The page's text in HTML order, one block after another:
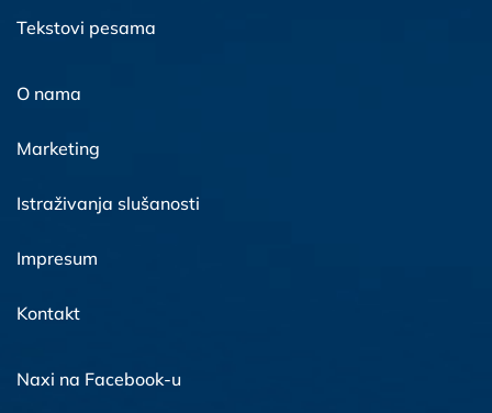
Tekstovi pesama
O nama
Marketing
Istraživanja slušanosti
Impresum
Kontakt
Naxi na Facebook-u